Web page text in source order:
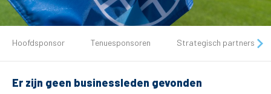
Tickets
Matchdays
Hoofdsponsor Tenuesponsoren Strategisch partners
Er zijn geen businessleden gevonden